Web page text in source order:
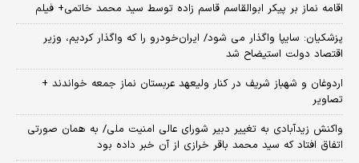
اقامه نماز بر پیکر ابوالقاسم قاسم زاده توسط سید محمد خاتمی+ فیلم
پزشکیان: سایپا واگذار می شود/ ایران‌خودرو را که واگذار کردیم، وزیر
اقتصاد دولت استیضاح شد
اردوغان و شهباز شریف در کنار ولیعهد عربستان نماز جمعه خواندند +
تصاویر
واکنش زیدآبادی به تغییر دبیر شورای عالی امنیت ملی/ به همان صورتی
اتفاق افتاد که سید محمد باقر خرازی از آن خبر داده بود